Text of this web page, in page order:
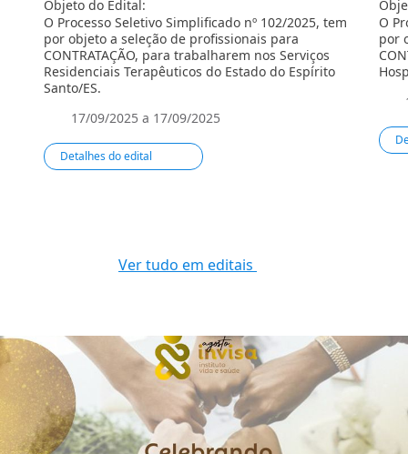
Objeto do Edital:
O Processo Seletivo Simplificado nº 102/2025, tem
por objeto a seleção de profissionais para
CONTRATAÇÃO, para trabalharem nos Serviços
Residenciais Terapêuticos do Estado do Espírito
Santo/ES.
17/09/2025 a 17/09/2025
Detalhes do edital
O
por
Ver tudo em editais